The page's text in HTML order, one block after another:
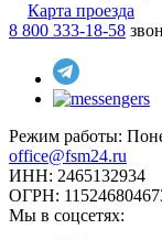
Карта проезда
8 800 333-18-58
Режим работы:
office@fsm24.ru
ИНН: 2465132934
ОГРН:
Мы в соцсетях: